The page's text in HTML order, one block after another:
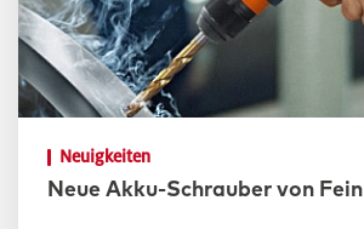
Neuigkeiten
Neue Akku-Schrauber von Fein